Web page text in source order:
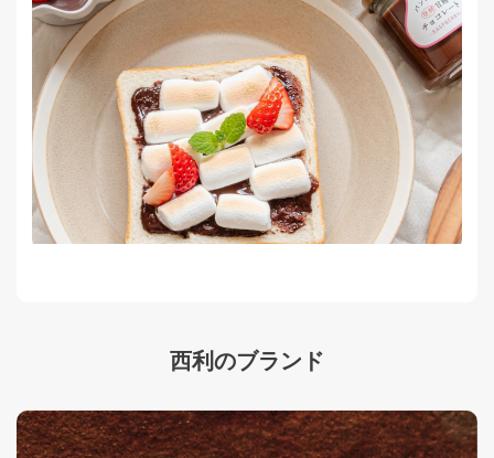
西利のブランド